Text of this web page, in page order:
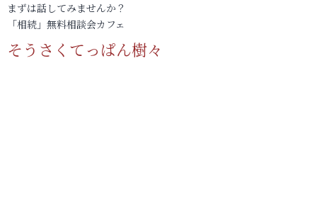
まずは話してみませんか？
「相続」無料相談会カフェ
そうさくてっぱん樹々